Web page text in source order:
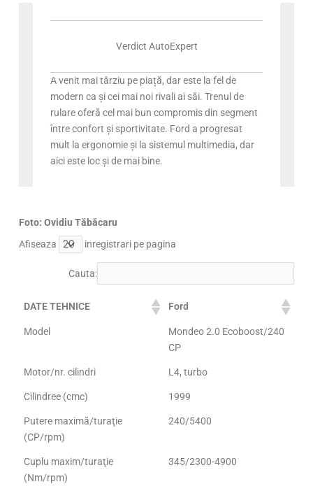
Verdict AutoExpert
A venit mai târziu pe piață, dar este la fel de
modern ca și cei mai noi rivali ai săi. Trenul de
rulare oferă cel mai bun compromis din segment
între confort și sportivitate. Ford a progresat
mult la ergonomie și la sistemul multimedia, dar
aici este loc și de mai bine.
Foto: Ovidiu Tăbăcaru
Afiseaza
inregistrari pe pagina
Cauta:
DATE TEHNICE Ford
Model
Mondeo 2.0 Ecoboost/240
CP
Motor/nr. cilindri L4, turbo
Cilindree (cmc) 1999
Putere maximă/turaţie
(CP/rpm)
240/5400
Cuplu maxim/turaţie
(Nm/rpm)
345/2300-4900